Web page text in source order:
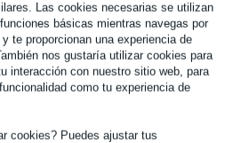
Las cookies necesarias se utilizan
básicas mientras navegas por
te proporcionan una experiencia de
nos gustaría utilizar cookies para
interacción con nuestro sitio web, para
como tu experiencia de
cookies? Puedes ajustar tus